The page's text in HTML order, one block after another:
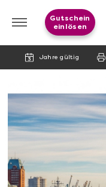
Jahre gültig
Gutschein
einlösen